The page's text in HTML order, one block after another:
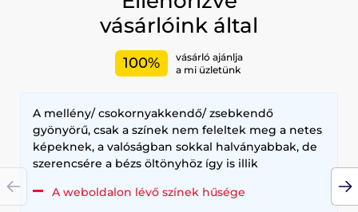
vásárlóink által
100%
vásárló ajánlja
a mi üzletünk
A mellény/ csokornyakkendő/ zsebkendő
gyönyörű, csak a színek nem feleltek meg a netes
képeknek, a valóságban sokkal halványabbak, de
szerencsére a bézs öltönyhöz így is illik
A weboldalon lévő színek hűsége